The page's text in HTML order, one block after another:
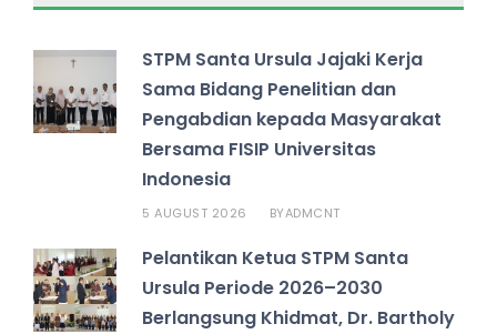
STPM Santa Ursula Jajaki Kerja
Sama Bidang Penelitian dan
Pengabdian kepada Masyarakat
Bersama FISIP Universitas
Indonesia
5 AUGUST 2026 BYADMCNT
Pelantikan Ketua STPM Santa
Ursula Periode 2026–2030
Berlangsung Khidmat, Dr. Bartholy